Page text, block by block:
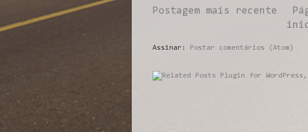
Postagem mais recente
Assinar: Postar comentários (Atom)